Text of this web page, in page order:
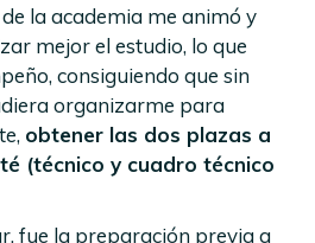
la academia me animó y
mejor el estudio, lo que
consiguiendo que sin
organizarme para
obtener las dos plazas a
(técnico y cuadro técnico
fue la preparación previa a